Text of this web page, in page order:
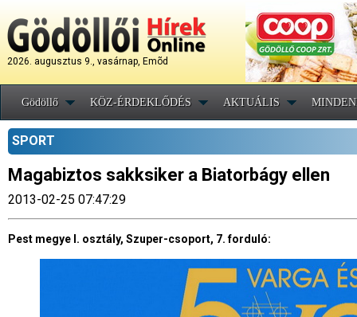
2026. augusztus 9., vasárnap, Emõd
Gödöllő KÖZ-ÉRDEKLŐDÉS AKTUÁLIS
SPORT
Magabiztos sakksiker a Biatorbágy ellen
2013-02-25 07:47:29
Pest megye I. osztály, Szuper-csoport, 7. forduló: